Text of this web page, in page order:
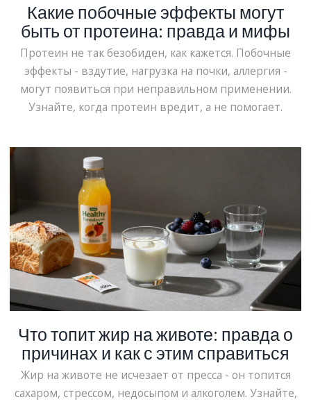
Какие побочные эффекты могут
быть от протеина: правда и мифы
Протеин не так безобиден, как кажется. Побочные
эффекты - вздутие, нагрузка на почки, аллергия -
могут появиться при неправильном применении.
Узнайте, когда протеин вредит, а не помогает.
Что топит жир на животе: правда о
причинах и как с этим справиться
Жир на животе не исчезает от пресса - он топится
сахаром, стрессом, недосыпом и алкоголем. Узнайте,